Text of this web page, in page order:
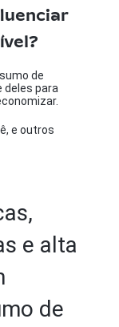
de
deles para
e outros
e alta
de